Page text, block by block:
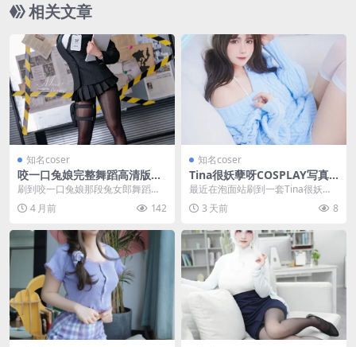
相关文章
知名coser
咬一口兔娘完整舞蹈高清版视
频截图欣赏，美到窒息
刷到咬一口兔娘那段兔女郎舞蹈视
频的时候，我正端着泡面。结果面
泡好了，我忘了吃。不...
4 月前 142
知名coser
Tina很妖孽呀COSPLAY写真
作品合集，泡面站持续更新中
最近在泡面站刷到一套Tina很妖孽
呀的COSPLAY写真合集，目前已经
放了七张图...
3 天前 8